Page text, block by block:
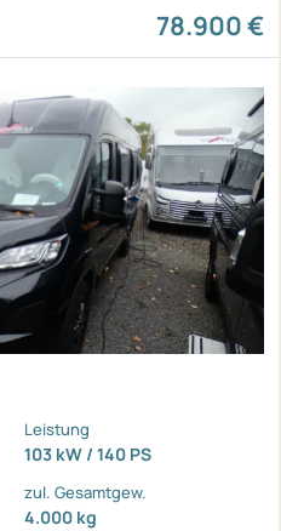
78.900 €
Leistung
103 kW / 140 PS
zul. Gesamtgew.
4.000 kg